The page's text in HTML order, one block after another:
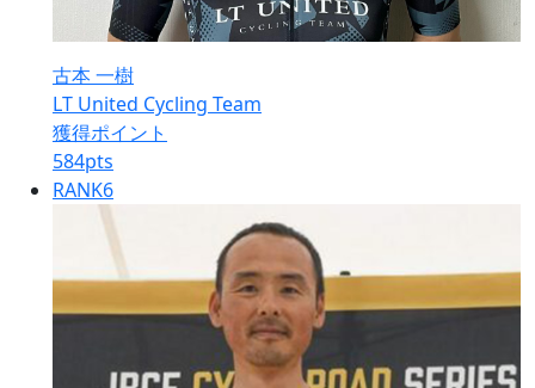
古本 一樹
LT United Cycling Team
獲得ポイント
584pts
RANK6